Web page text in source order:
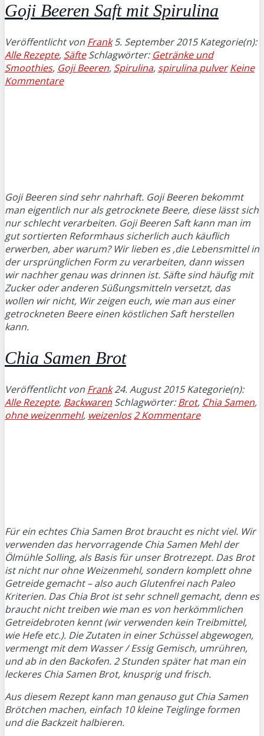
Goji Beeren Saft mit Spirulina
Veröffentlicht von Frank 5. September 2015 Kategorie(n):
Alle Rezepte, SäfteSchlagwörter: Getränke und
Smoothies, Goji Beeren, Spirulina, spirulina pulver Keine
Kommentare
Goji Beeren sind sehr nahrhaft. Goji Beeren bekommt
man eigentlich nur als getrocknete Beere, diese lässt sich
nur schlecht verarbeiten. Goji Beeren Saft kann man im
gut sortierten Reformhaus sicherlich auch käuflich
erwerben, aber warum? Wir lieben es ,die Lebensmittel in
der ursprünglichen Form zu verarbeiten, dann wissen
wir nachher genau was drinnen ist. Säfte sind häufig mit
Zucker oder anderen Süßungsmitteln versetzt, das
wollen wir nicht, Wir zeigen euch, wie man aus einer
getrockneten Beere einen köstlichen Saft herstellen
kann.
Chia Samen Brot
Veröffentlicht von Frank 24. August 2015 Kategorie(n):
Alle Rezepte, Backwaren Schlagwörter:Brot, Chia Samen,
ohne weizenmehl, weizenlos 2 Kommentare
Für ein echtes Chia Samen Brot braucht es nicht viel. Wir
verwenden das hervorragende Chia Samen Mehl der
Ölmühle Solling, als Basis für unser Brotrezept. Das Brot
ist nicht nur ohne Weizenmehl, sondern komplett ohne
Getreide gemacht – also auch Glutenfrei nach Paleo
Kriterien. Das Chia Brot ist sehr schnell gemacht, denn es
braucht nicht treiben wie man es von herkömmlichen
Getreidebroten kennt (wir verwenden kein Treibmittel,
wie Hefe etc.). Die Zutaten in einer Schüssel abgewogen,
vermengt mit dem Wasser / Essig Gemisch, umrühren,
und ab in den Backofen. 2 Stunden später hat man ein
leckeres Chia Samen Brot, knusprig und frisch.
Aus diesem Rezept kann man genauso gut Chia Samen
Brötchen machen, einfach 10 kleine Teiglinge formen
und die Backzeit halbieren.